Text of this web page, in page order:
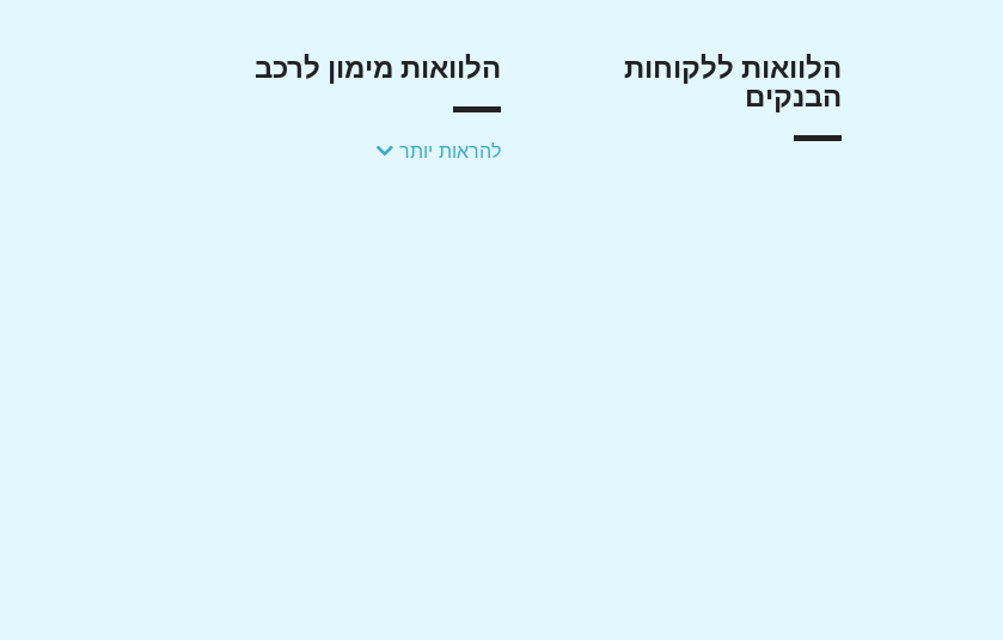
הלוואות ללקוחות
הבנקים
הלוואות מימון לרכב
להראות יותר